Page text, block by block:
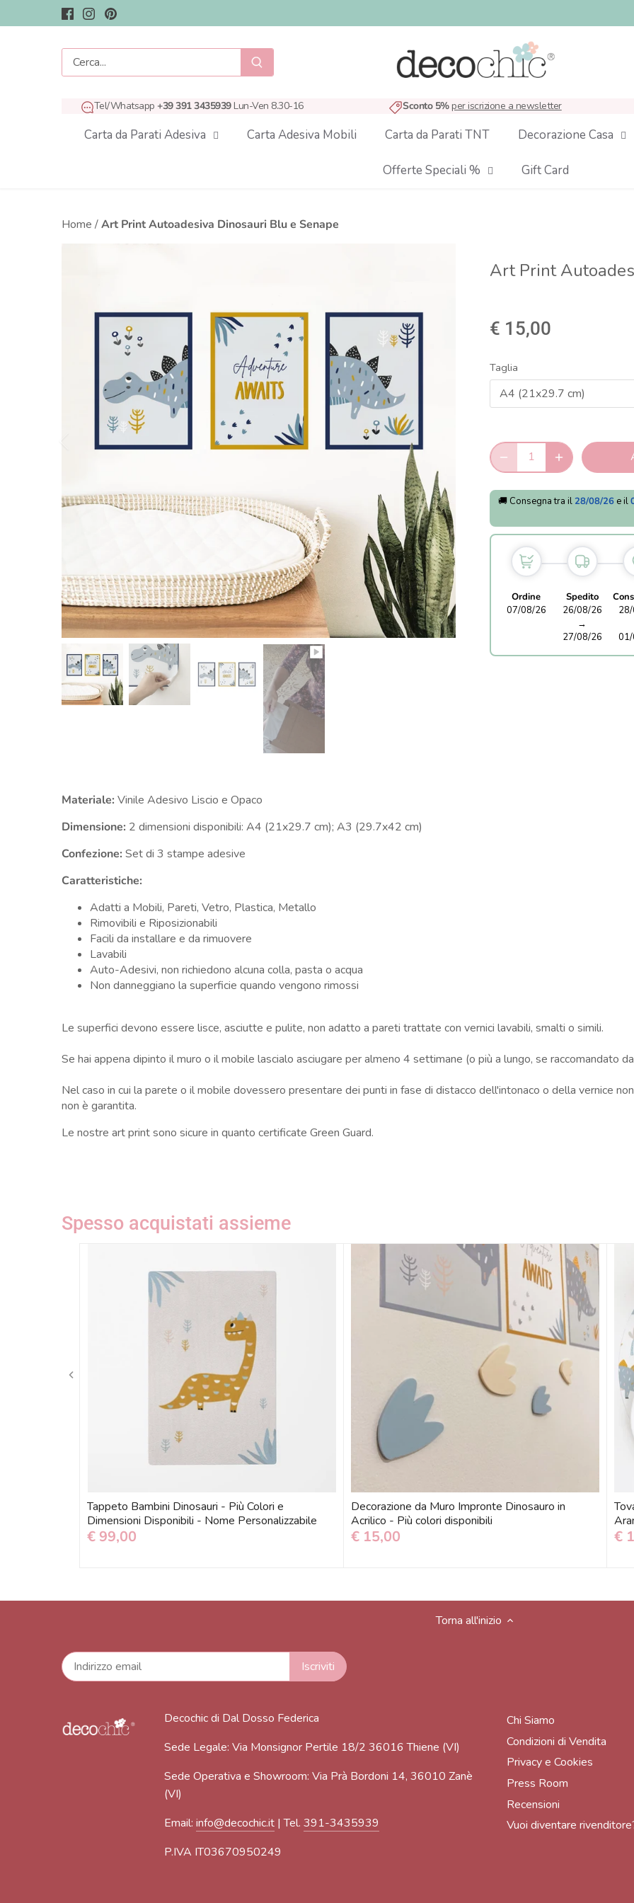
al
Tel/Whatsapp +39 391 3435939Lun-Ven 8.30-16 Sconto 5%per iscrizione a newsletter
Carta da Parati Adesiva Carta Adesiva Mobili Carta da Parati TNT Decorazione Casa
Offerte Speciali % Gift Card
Home /Art Print Autoadesiva Dinosauri Blu e Senape
Art Print
€ 15,00
Taglia
A4 (21x29.7 cm)
🚚 Consegna tra il 28/08/26 e il
Ordine
07/08/26
Spedito
26/08/26
→
27/08/26
Materiale: Vinile Adesivo Liscio e Opaco
Dimensione: 2 dimensioni disponibili:A4 (21x29.7 cm);A3 (29.7x42 cm)
Confezione: Set di 3 stampe adesive
Caratteristiche:
Adatti a Mobili, Pareti, Vetro, Plastica, Metallo
Rimovibili e Riposizionabili
Facili da installare e da rimuovere
Lavabili
Auto-Adesivi, non richiedono alcuna colla, pasta o acqua
Non danneggiano la superficie quando vengono rimossi
Le superfici devono essere lisce, asciutte e pulite, non adatto a pareti trattate con vernici lavabili, smalti o simili.
Se hai appena dipinto il muro o il mobile lascialo asciugare per almeno 4 settimane (o più a lungo, se raccomandato
Nel caso in cui la parete o il mobile dovessero presentare dei punti in fase di distacco dell'intonaco o della vernice
non è garantita.
Le nostre art print sono sicure in quanto certificate Green Guard.
Spesso acquistati assieme
Tappeto Bambini Dinosauri - Più Colori e
Dimensioni Disponibili - Nome Personalizzabile
€ 99,00
Decorazione da Muro Impronte Dinosauro in
Acrilico - Più colori disponibili
€ 15,00 €
Torna all'inizio
Decochic di Dal Dosso Federica
Sede Legale: Via Monsignor Pertile 18/2 36016 Thiene (VI)
Sede Operativa e Showroom: Via Prà Bordoni 14, 36010 Zanè
(VI)
Email:info@decochic.it | Tel.391-3435939
P.IVA IT03670950249
Chi Siamo
Condizioni di Vendita
Privacy e Cookies
Press Room
Recensioni
Vuoi diventare